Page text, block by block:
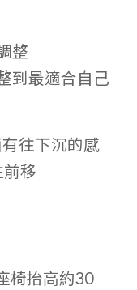
整
到最適合自己
往下沉的感
移
椅抬高約30